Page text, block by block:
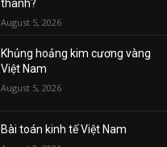
thành?
August 5, 2026
Khủng hoảng kim cương vàng
Việt Nam
August 5, 2026
Bài toán kinh tế Việt Nam